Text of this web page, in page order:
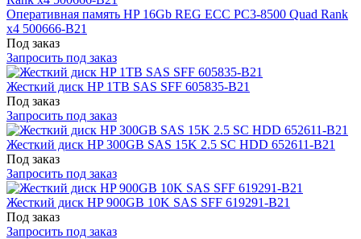
Оперативная память HP 16Gb REG ECC PC3-8500 Quad Rank
x4 500666-B21
Под заказ
Запросить под заказ
Жесткий диск HP 1TB SAS SFF 605835-B21
Под заказ
Запросить под заказ
Жесткий диск HP 300GB SAS 15K 2.5 SC HDD 652611-B21
Под заказ
Запросить под заказ
Жесткий диск HP 900GB 10K SAS SFF 619291-B21
Под заказ
Запросить под заказ